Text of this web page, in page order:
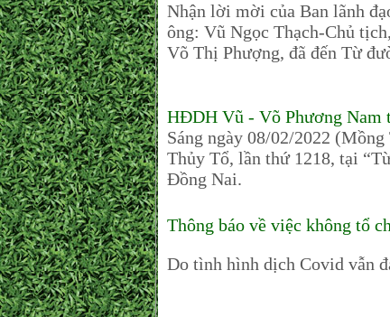
Nhận lời mời của Ban lãnh
ông: Vũ Ngọc Thạch-Chủ
Võ Thị Phượng, đã đến Từ
HĐDH Vũ - Võ Phương Nam
Sáng ngày 08/02/2022
Thủy Tổ, lần thứ 1218, tại
Đồng Nai.
Thông báo về việc không tổ
Do tình hình dịch Covid vẫn